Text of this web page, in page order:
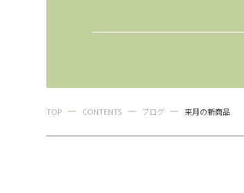
TOP CONTENTS ブログ 来月の新商品